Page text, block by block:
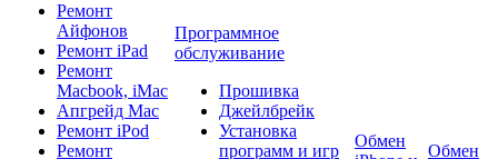
Ремонт
Айфонов
Ремонт iPad
Ремонт
Macbook, iMac
Апгрейд Mac
Ремонт iPod
Ремонт
Программное
обслуживание
Прошивка
Джейлбрейк
Установка
программ и игр
Обмен
Обмен